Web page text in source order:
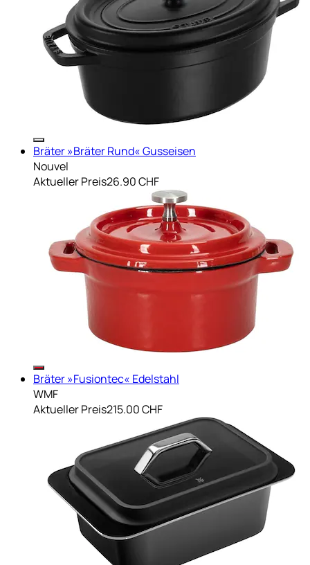
Bräter »Bräter Rund« Gusseisen
Nouvel
Aktueller Preis26.90 CHF
Bräter »Fusiontec« Edelstahl
WMF
Aktueller Preis215.00 CHF